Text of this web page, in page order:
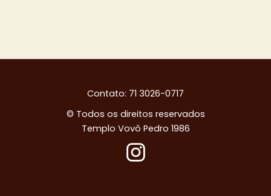
Contato: 71 3026-0717
© Todos os direitos reservados
Templo Vovô Pedro 1986